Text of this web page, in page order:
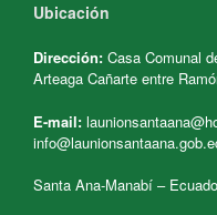
Ubicación
Dirección: Casa Comunal
Arteaga Cañarte entre
E-mail:
Santa Ana-Manabí –